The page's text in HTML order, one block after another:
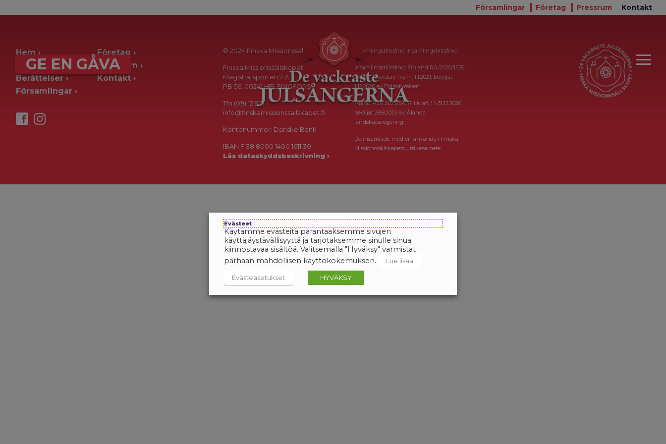
Församlingar Företag Pressrum Kontakt
GE EN GÅVA
Hem
Ge en gåva
Berättelser
Församlingar
Företag
Pressrum
Kontakt
© 2024 Finska Missionssällskapet
Finska Missionssällskapet
Magistratsporten 2 A
PB 56, 00241 HELSINGFORS
Tfn (09) 12 971
info@finskamissionssallskapet.fi
Kontonummer: Danske Bank
IBAN FI38 8000 1400 1611 30
Läs dataskyddsbeskrivning ›
Insamlingstillstånd Insamlingstillstånd:
Insamlingstillstånd: Finland RA/2020/1538,
i kraft tillsvidare fr.o.m. 1.1.2021, beviljat
1.12.2020 av Polisstyrelsen.
Åland ÅLR 2025/5437, i kraft 1.1-31.12.2026,
beviljat 28.8.2025 av Ålands
landskapsregering.
De insamlade medlen används i Finska
Missionssällskapets utrikesarbete.
Evästeet
Käytämme evästeitä parantaaksemme sivujen
käyttäjäystävällisyyttä ja tarjotaksemme sinulle sinua
kiinnostavaa sisältöä. Valitsemalla "Hyväksy" varmistat
parhaan mahdollisen käyttökokemuksen.
Lue lisää
Evästeasetukset HYVÄKSY